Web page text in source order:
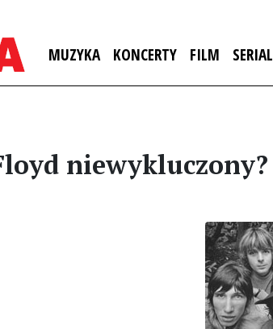
MUZYKA KONCERTY FILM SERIAL
niewykluczony?